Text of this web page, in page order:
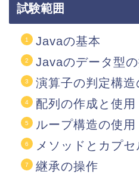
試験範囲
Javaの基本
Javaのデータ型
演算子の判定構造
配列の作成と使用
ループ構造の使用
メソッドとカプ
継承の操作